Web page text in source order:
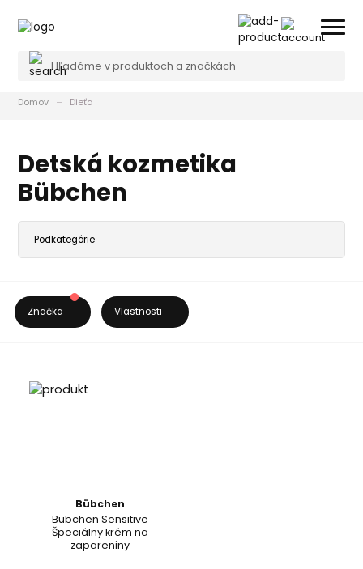
Domov Dieťa
Detská kozmetika
Bübchen
Značka Vlastnosti
Bübchen
Bübchen Sensitive
Špeciálny krém na
zapareniny